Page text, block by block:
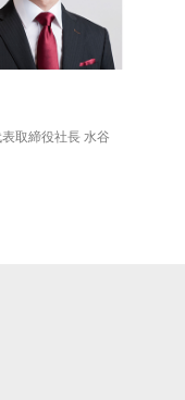
取締役社長 水谷